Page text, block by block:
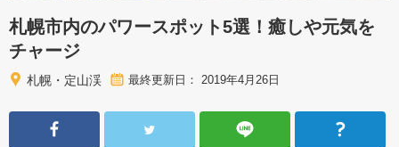
札幌市内のパワースポット5選！癒しや元気を
チャージ
札幌・定山渓 最終更新日： 2019年4月26日